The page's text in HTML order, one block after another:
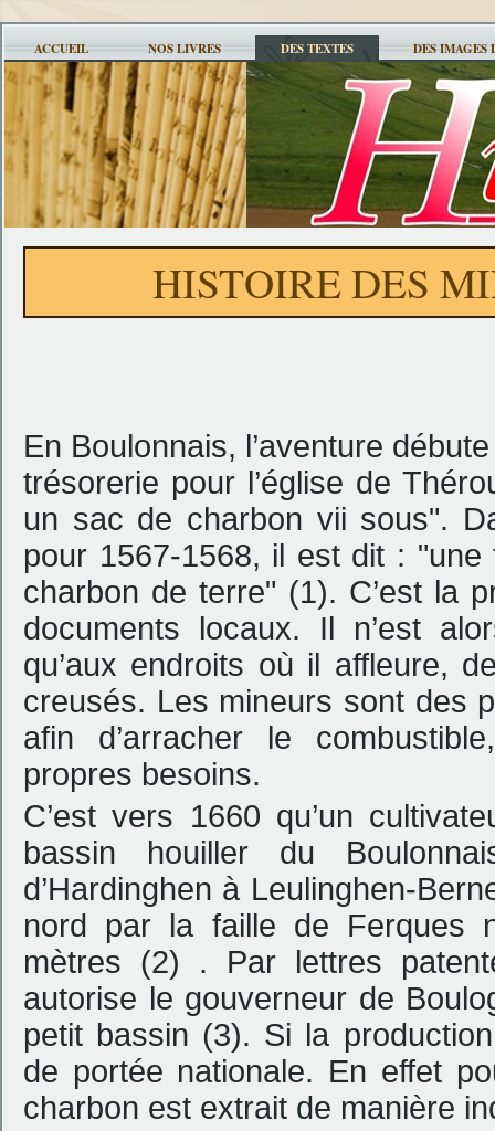
ACCUEIL NOS LIVRES DES TEXTES DES IMAGES
HISTOIRE DES
En Boulonnais, l’aventure
trésorerie pour l’église de
un sac de charbon vii sous".
pour 1567-1568, il est dit : "une
charbon de terre" (1). C’est la
documents locaux. Il n’est
qu’aux endroits où il affleure,
creusés. Les mineurs sont des
afin d’arracher le
propres besoins.
C’est vers 1660 qu’un
bassin houiller du
d’Hardinghen à Leulinghen-
nord par la faille de Ferques
mètres (2) . Par lettres
autorise le gouverneur de
petit bassin (3). Si la
de portée nationale. En effet
charbon est extrait de manière